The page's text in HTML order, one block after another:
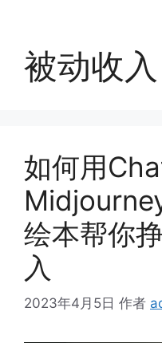
被动收入
如何用
绘本帮你
入
2023年4月5日 作者